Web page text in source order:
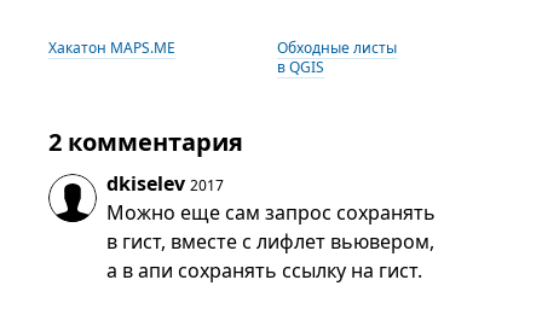
Хакатон MAPS.ME
Обходные листы
в QGIS
2 комментария
dkiselev 2017
Можно еще сам запрос сохранять
в гист, вместе с лифлет вьювером,
а в апи сохранять ссылку на гист.